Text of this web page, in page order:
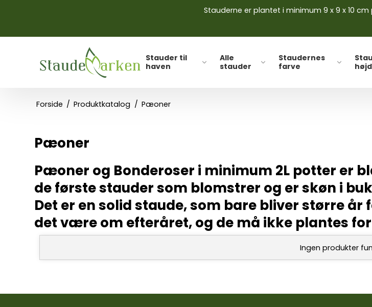
Stauderne er plantet i minimum 9 x 9 x 10
Stauder til
haven
Alle
stauder
Staudernes
farve
Forside / Produktkatalog / Pæoner
Pæoner
Pæoner og Bonderoser i minimum 2L potter er
de første stauder som blomstrer og er skøn i
Det er en solid staude, som bare bliver større år
det være om efteråret, og de må ikke plantes
Ingen produkter